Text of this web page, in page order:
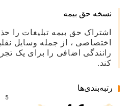
نسخه حق بیمه
اشتراک حق بیمه تبلیغات را
اختصاصی ، از جمله وسایل
رانندگی اضافی را برای یک
کند.
رتبه‌بندی‌ها
5